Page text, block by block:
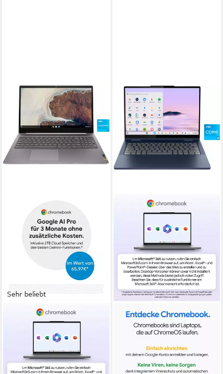
Sehr beliebt
IdeaPad 3 Chrome 15IJL6
Chromebook
Bildschirmdiagonale
Intel Celeron Prozessor
UHD Graphics Grafikkarte
LENOVO
Chrome 2in1 14ITN10
Convertible Chromebook
Bildschirmdiagonale
Prozessor
Intel Graphics Grafikkarte